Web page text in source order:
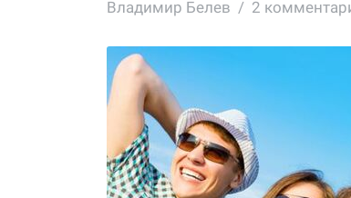
Владимир Белев 2